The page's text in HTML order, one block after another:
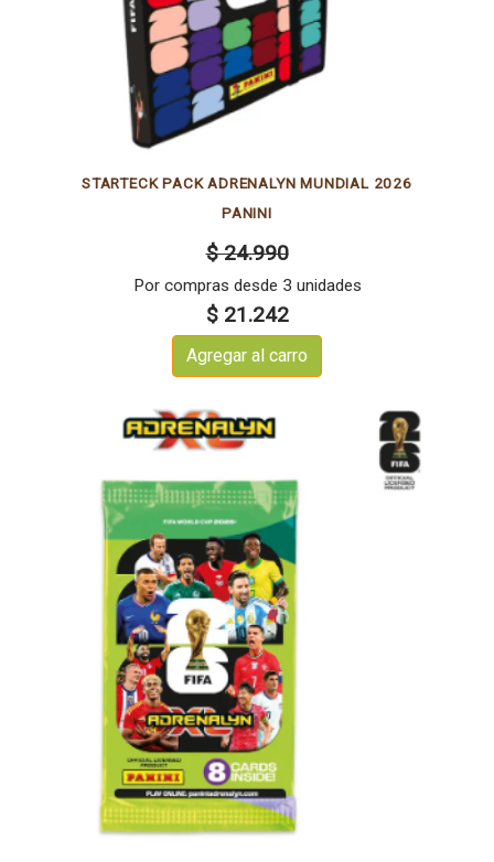
STARTECK PACK ADRENALYN MUNDIAL 2026
PANINI
$ 24.990
Por compras desde 3 unidades
$ 21.242
Agregar al carro